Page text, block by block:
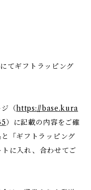
てギフトラッピング
（https://base.kura
）に記載の内容をご確
「ギフトラッピング
に入れ、合わせてご